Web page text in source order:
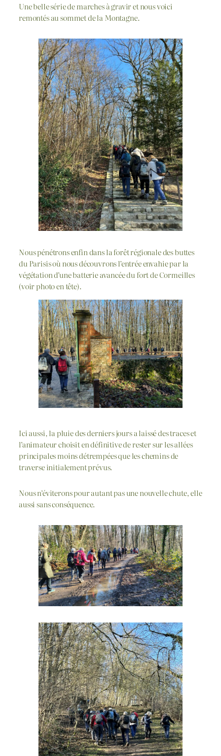
Une belle série de marches à gravir et nous voici
remontés au sommet de la Montagne.
Nous pénétrons enfin dans la forêt régionale des buttes
du Parisis où nous découvrons l’entrée envahie par la
végétation d’une batterie avancée du fort de Cormeilles
(voir photo en tête).
Ici aussi, la pluie des derniers jours a laissé des traces et
l’animateur choisit en définitive de rester sur les allées
principales moins détrempées que les chemins de
traverse initialement prévus.
Nous n’éviterons pour autant pas une nouvelle chute, elle
aussi sans conséquence.